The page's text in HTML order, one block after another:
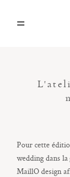
Pour cette
wedding dans
MaillO design